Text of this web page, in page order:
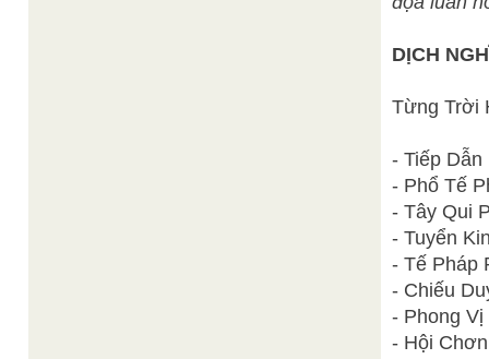
DỊCH
Từng Trời
- Tiếp Dẫn
- Phổ Tế
- Tây Qui
- Tuyển
- Tế Pháp
- Chiếu
- Phong Vị
- Hội